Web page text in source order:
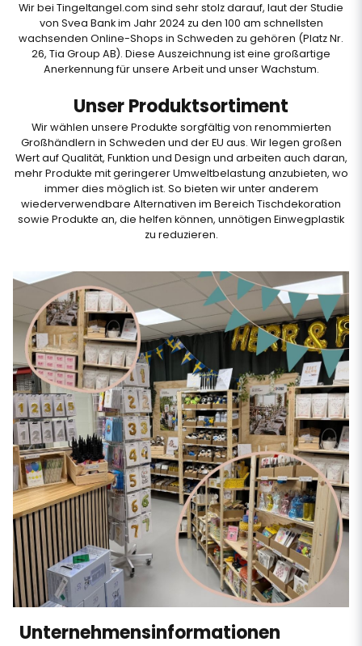
Wir bei Tingeltangel.com sind sehr stolz darauf, lautder Studie
von Svea Bankim Jahr 2024 zu den 100 am schnellsten
wachsenden Online-Shops in Schweden zu gehören (Platz Nr.
26, Tia Group AB). Diese Auszeichnung ist eine großartige
Anerkennung für unsere Arbeit und unser Wachstum.
Unser Produktsortiment
Wir wählen unsere Produkte sorgfältig von renommierten
Großhändlern in Schweden und der EU aus. Wir legen großen
Wert auf Qualität, Funktion und Design und arbeiten auch daran,
mehr Produkte mit geringerer Umweltbelastung anzubieten, wo
immer dies möglich ist. So bieten wir unter anderem
wiederverwendbare Alternativen im Bereich Tischdekoration
sowie Produkte an, die helfen können, unnötigen Einwegplastik
zu reduzieren.
Unternehmensinformationen